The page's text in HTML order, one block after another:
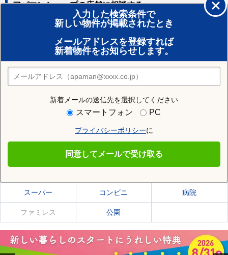
入力した検索条件で
新しい物件が掲載されたとき
メールアドレスを登録すれば
新着物件をお知らせします。
新着メールの送信先を選択してください
スマートフォン PC
プライバシーポリシーに
同意してメールで受け取る
アパマンショップの店舗に相談する
賃貸のプロがお部屋探し！
おまかせ物件リクエスト
住みたい街の店舗を探す
店舗検索
住む街研究所で滝川市の情報を見る
滝川市の施設一覧
スーパー コンビニ 病院
ファミレス 公園